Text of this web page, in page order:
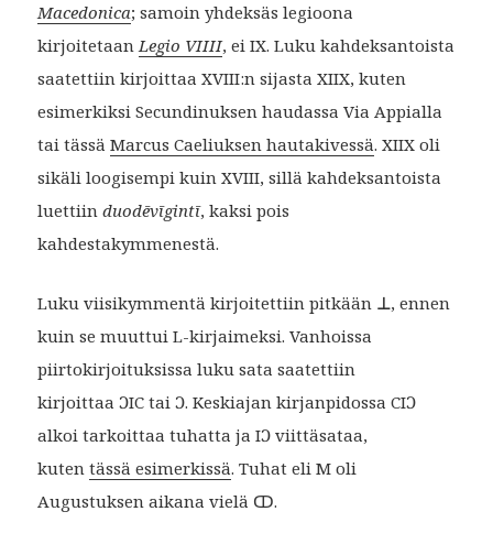
Macedonica; samoin yhdeksäs legioona
kirjoitetaanLegio VIIII, ei IX. Luku kahdeksantoista
saatettiin kirjoittaa XVIII:n sijasta XIIX, kuten
esimerkiksi Secundinuksen haudassa Via Appialla
tai tässäMarcus Caeliuksen hautakivessä. XIIX oli
sikäli loogisempi kuin XVIII, sillä kahdeksantoista
luettiinduodēvīgintī, kaksi pois
kahdestakymmenestä.
Luku viisikymmentä kirjoitettiin pitkään ⊥, ennen
kuin se muuttui L-kirjaimeksi. Vanhoissa
piirtokirjoituksissa luku sata saatettiin
kirjoittaa ƆIC tai Ɔ. Keskiajan kirjanpidossa CIƆ
alkoi tarkoittaa tuhatta ja IƆ viittäsataa,
kutentässä esimerkissä. Tuhat eli M oli
Augustuksen aikana vielä ↀ.